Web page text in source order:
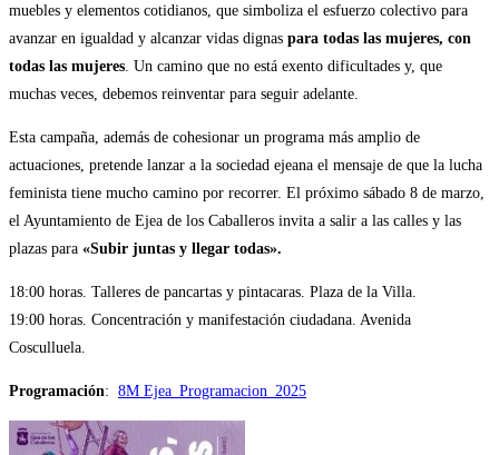
muebles y elementos cotidianos, que simboliza el esfuerzo colectivo para
avanzar en igualdad y alcanzar vidas dignas para todas las mujeres, con
todas las mujeres . Un camino que no está exento dificultades y, que
muchas veces, debemos reinventar para seguir adelante.
Esta campaña, además de cohesionar un programa más amplio de
actuaciones, pretende lanzar a la sociedad ejeana el mensaje de que la lucha
feminista tiene mucho camino por recorrer. El próximo sábado 8 de marzo,
el Ayuntamiento de Ejea de los Caballeros invita a salir a las calles y las
plazas para «Subir juntas y llegar todas».
18:00 horas. Talleres de pancartas y pintacaras. Plaza de la Villa.
19:00 horas. Concentración y manifestación ciudadana. Avenida
Cosculluela.
Programación: 8M Ejea_Programacion_2025